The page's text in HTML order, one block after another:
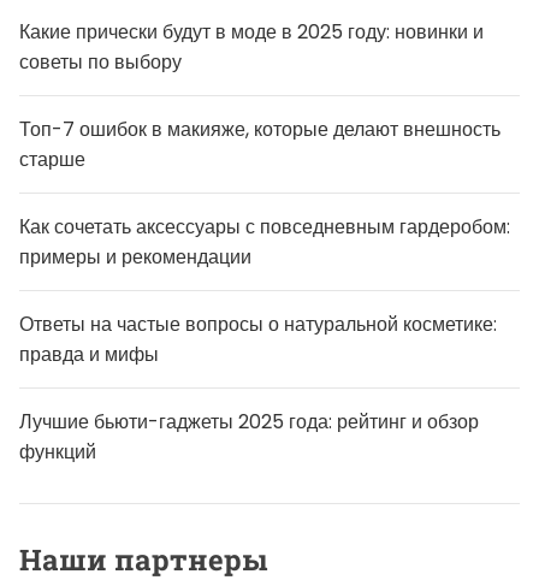
Какие прически будут в моде в 2025 году: новинки и
советы по выбору
Топ-7 ошибок в макияже, которые делают внешность
старше
Как сочетать аксессуары с повседневным гардеробом:
примеры и рекомендации
Ответы на частые вопросы о натуральной косметике:
правда и мифы
Лучшие бьюти-гаджеты 2025 года: рейтинг и обзор
функций
Наши партнеры